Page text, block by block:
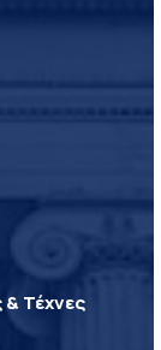
Τέχνες